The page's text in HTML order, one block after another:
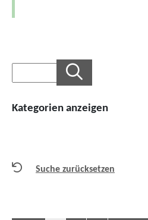
Kategorien anzeigen
Suche zurücksetzen